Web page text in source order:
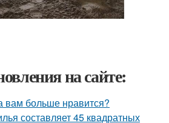
на сайте:
вам больше нравится?
составляет 45 квадратных